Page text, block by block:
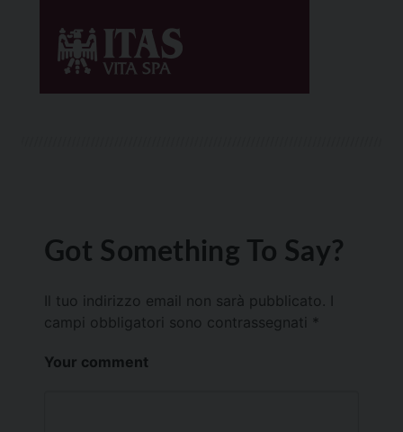
Got Something To Say?
Il tuo indirizzo email non sarà pubblicato.
campi obbligatori sono contrassegnati *
Your comment